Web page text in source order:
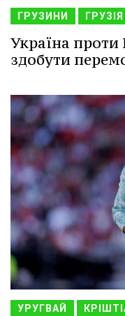
ГРУЗИНИ
Україна проти
здобути
УРУГВАЙ